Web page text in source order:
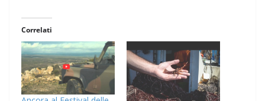
Correlati